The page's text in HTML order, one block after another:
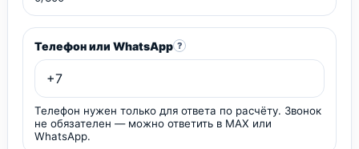
Телефон или WhatsApp ?
Телефон нужен только для ответа по расчёту. Звонок
не обязателен — можно ответить в MAX или
WhatsApp.